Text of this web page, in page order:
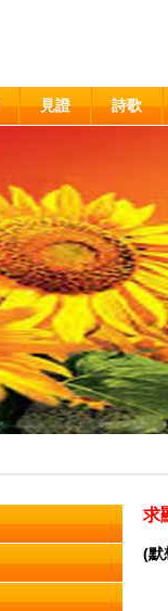
見證 詩歌
求
(默